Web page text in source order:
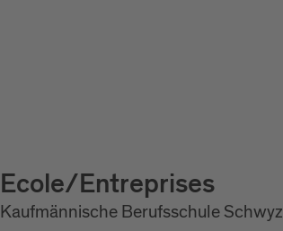
Ecole/Entreprises
Kaufmännische Berufsschule Schwyz